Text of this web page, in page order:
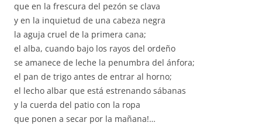
que en la frescura del pezón se clava
y en la inquietud de una cabeza negra
la aguja cruel de la primera cana;
el alba, cuando bajo los rayos del ordeño
se amanece de leche la penumbra del ánfora;
el pan de trigo antes de entrar al horno;
el lecho albar que está estrenando sábanas
y la cuerda del patio con la ropa
que ponen a secar por la mañana!…